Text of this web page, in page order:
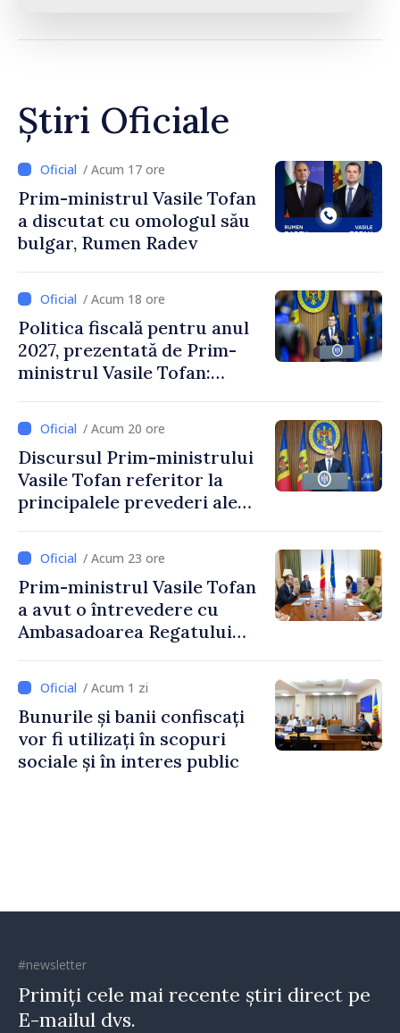
Știri Oficiale
/ Acum 17 ore
Prim-ministrul Vasile Tofan
a discutat cu omologul său
bulgar, Rumen Radev
/ Acum 18 ore
Politica fiscală pentru anul
2027, prezentată de Prim-
ministrul Vasile Tofan:
stimularea investițiilor și o
taxare mai echitabilă
/ Acum 20 ore
Discursul Prim-ministrului
Vasile Tofan referitor la
principalele prevederi ale
2027
/ Acum 23 ore
Prim-ministrul Vasile Tofan
a avut o întrevedere cu
Ambasadoarea Regatului
Irlandei de Nord, Fern
Horine / Acum 1 zi
Bunurile și banii confiscați
vor fi utilizați în scopuri
sociale și în interes public
#newsletter
Primiți cele mai recente știri direct pe
E-mailul dvs.